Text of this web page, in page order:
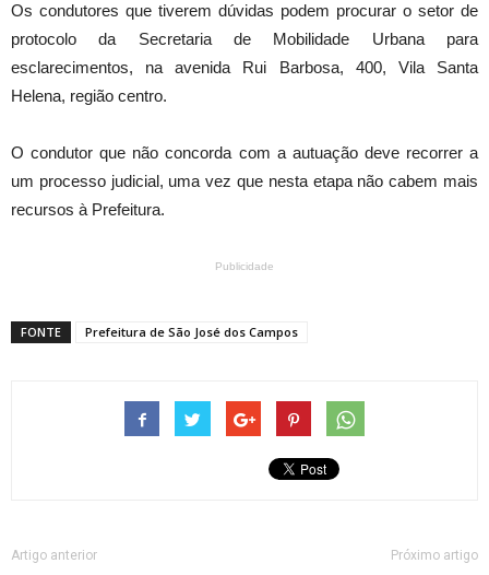
Os condutores que tiverem dúvidas podem procurar o setor de
protocolo da Secretaria de Mobilidade Urbana para
esclarecimentos, na avenida Rui Barbosa, 400, Vila Santa
Helena, região centro.
O condutor que não concorda com a autuação deve recorrer a
um processo judicial, uma vez que nesta etapa não cabem mais
recursos à Prefeitura.
Publicidade
FONTE Prefeitura de São José dos Campos
Artigo anterior Próximo artigo